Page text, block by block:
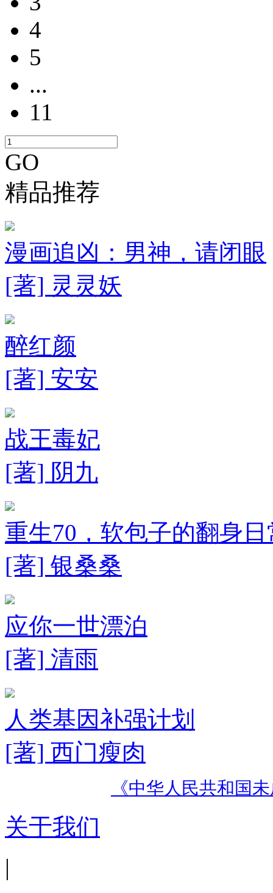
4
5
...
11
GO
精品推荐
漫画追凶：男神，请闭眼
[著] 灵灵妖
醉红颜
[著] 安安
战王毒妃
[著] 阴九
重生70，软包子的翻身日
[著] 银桑桑
应你一世漂泊
[著] 清雨
人类基因补强计划
[著] 西门瘦肉
《中华人民共和国
关于我们
|